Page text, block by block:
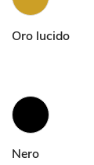
Oro lucido
Nero